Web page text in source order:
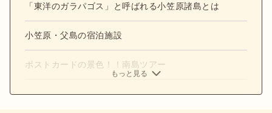
「東洋のガラパゴス」と呼ばれる小笠原諸島とは
小笠原・父島の宿泊施設
ポストカードの景色！！南島ツアー
もっと見る